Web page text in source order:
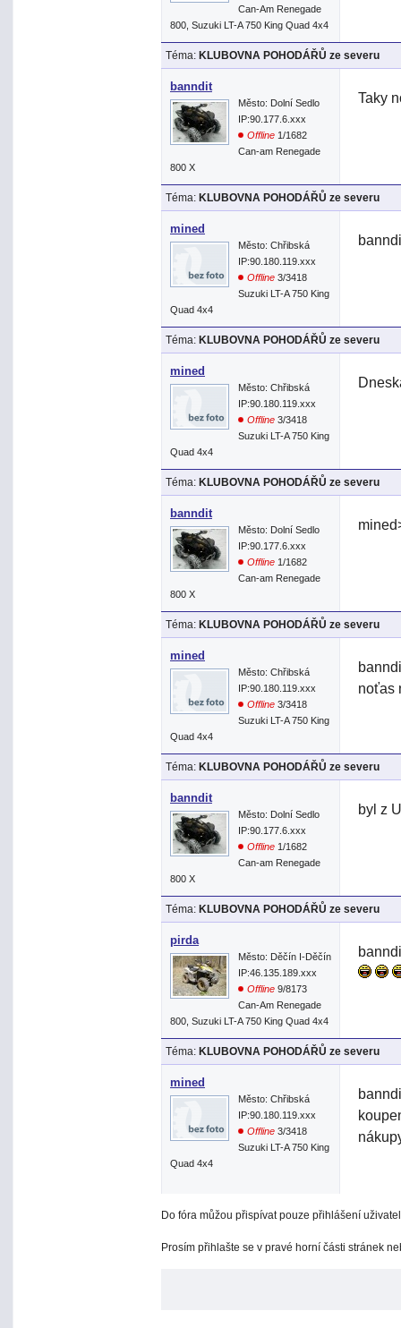
Can-Am Renegade
800, Suzuki LT-A 750 King Quad 4x4
Téma: KLUBOVNA POHODÁŘŮ ze severu
banndit
Město: Dolní Sedlo
IP:90.177.6.xxx
Offline 1/1682
Can-am Renegade
800 X
Taky
Téma: KLUBOVNA POHODÁŘŮ ze severu
mined
Město: Chřibská
IP:90.180.119.xxx
Offline 3/3418
Suzuki LT-A 750 King
Quad 4x4
Téma: KLUBOVNA POHODÁŘŮ ze severu
mined
Město: Chřibská
IP:90.180.119.xxx
Offline 3/3418
Suzuki LT-A 750 King
Quad 4x4
Téma: KLUBOVNA POHODÁŘŮ ze severu
banndit
Město: Dolní Sedlo
IP:90.177.6.xxx
Offline 1/1682
Can-am Renegade
800 X
Téma: KLUBOVNA POHODÁŘŮ ze severu
mined
Město: Chřibská
IP:90.180.119.xxx
Offline 3/3418
Suzuki LT-A 750 King
Quad 4x4
noťas
Téma: KLUBOVNA POHODÁŘŮ ze severu
banndit
Město: Dolní Sedlo
IP:90.177.6.xxx
Offline 1/1682
Can-am Renegade
800 X
byl z
Téma: KLUBOVNA POHODÁŘŮ ze severu
pirda
Město: Děčín I-Děčín
IP:46.135.189.xxx
Offline 9/8173
Can-Am Renegade
800, Suzuki LT-A 750 King Quad 4x4
Téma: KLUBOVNA POHODÁŘŮ ze severu
mined
Město: Chřibská
IP:90.180.119.xxx
Offline 3/3418
Suzuki LT-A 750 King
Quad 4x4
Do fóra můžou přispívat pouze přihlášení
Prosím přihlašte se v pravé horní části stránek